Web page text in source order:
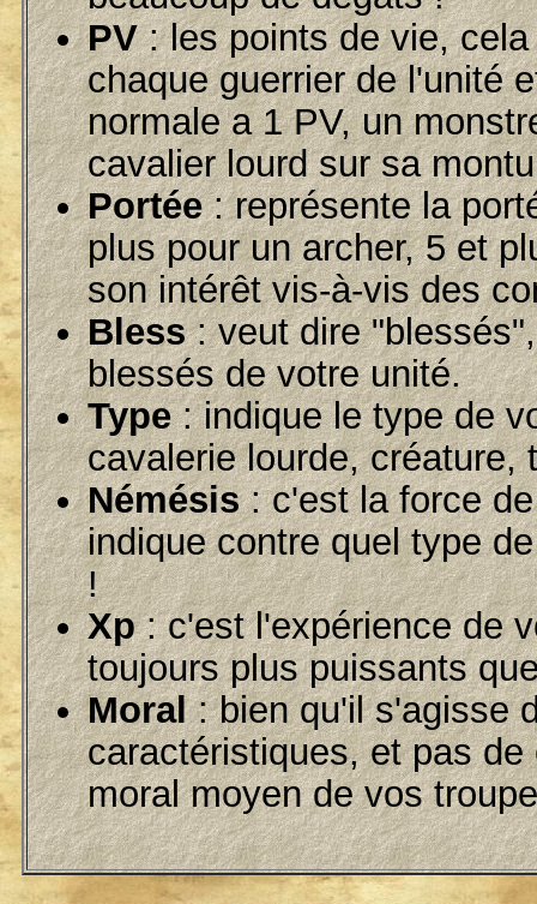
PV: les points de vie, cela
chaque guerrier de l'unité
normale a 1 PV, un
cavalier lourd sur sa
Portée: représente la
plus pour un archer, 5 et
son intérêt vis-à-vis des
Bless: veut dire
blessés de votre unité.
Type: indique le type de
cavalerie lourde, créature,
Némésis: c'est la force
indique contre quel type
!
Xp: c'est l'expérience de
toujours plus puissants
Moral: bien qu'il s'agisse
caractéristiques, et pas
moral moyen de vos